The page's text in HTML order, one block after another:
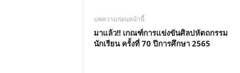
บทความก่อนหน้านี้
มาแล้ว!! เกณฑ์การแข่งขันศิลปหัตถกรรม
นักเรียน ครั้งที่ 70 ปีการศึกษา 2565